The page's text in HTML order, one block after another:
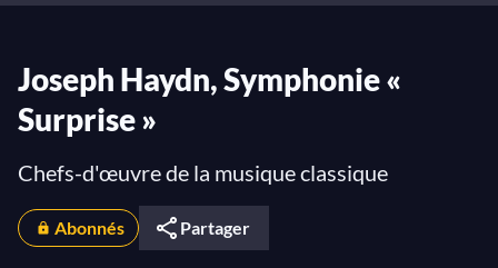
Joseph Haydn, Symphonie «
Surprise »
Chefs-d'œuvre de la musique classique
Abonnés Partager